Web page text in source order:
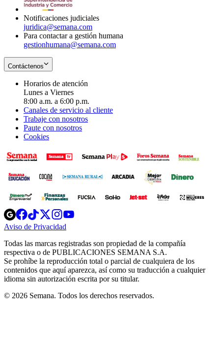
Notificaciones judiciales
juridica@semana.com
Para contactar a gestión humana
gestionhumana@semana.com
Contáctenos
Horarios de atención
Lunes a Viernes
8:00 a.m. a 6:00 p.m.
Canales de servicio al cliente
Trabaje con nosotros
Paute con nosotros
Cookies
Opens
in
new
Opens
in
new
Opens
in
new
window
Opens
new
windowwindow
Aviso de Privacidad
new
window
Todas las marcas registradas son propiedad de la compañía
respectiva o de PUBLICACIONES SEMANA S.A.
Se prohíbe la reproducción total o parcial de cualquiera de los
contenidos que aquí aparezca, así como su traducción a cualquier
idioma sin autorización escrita por su titular.
© 2026 Semana. Todos los derechos reservados.